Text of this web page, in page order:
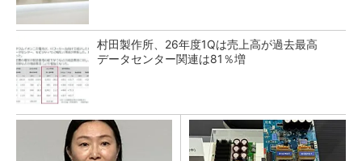
村田製作所、26年度1Qは売上高が過去最高
データセンター関連は81％増